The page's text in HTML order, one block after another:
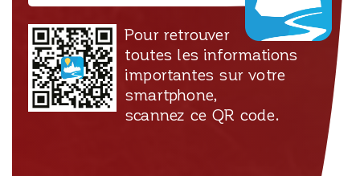
Pour retrouver
toutes les informations
importantes sur votre
smartphone,
scannez ce QR code.